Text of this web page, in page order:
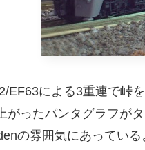
EF63による3重連で峠
がったパンタグラフが
の雰囲気にあってい